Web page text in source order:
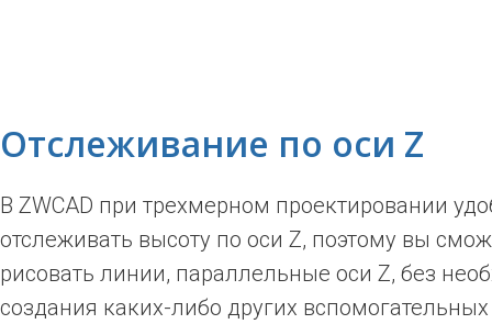
Отслеживание по оси Z
В ZWCAD при трехмерном проектировании
отслеживать высоту по оси Z, поэтому вы
рисовать линии, параллельные оси Z, без
создания каких-либо других